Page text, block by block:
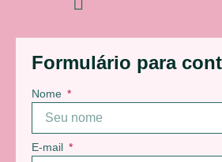
Formulário para
Nome
E-mail